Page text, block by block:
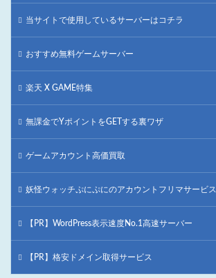
当サイトで使用しているサーバーはコチラ
おすすめ無料ゲームサーバー
楽天 X GAME特集
無課金でYポイントをGETする裏ワザ
ゲームアカウント高価買取
妖怪ウォッチぷにぷにのアカウントフリマサービス
【PR】WordPress表示速度No.1高速サーバー
【PR】格安ドメイン取得サービス